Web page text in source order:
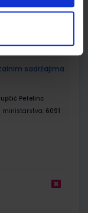
sadržajima
Petelinc
ministarstva: 6091